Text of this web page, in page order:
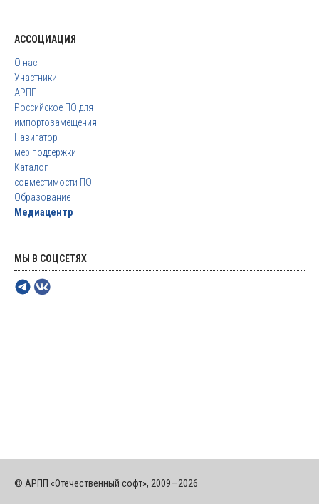
АССОЦИАЦИЯ
О нас
Участники
АРПП
Российское ПО для
импортозамещения
Навигатор
мер поддержки
Каталог
совместимости ПО
Образование
Медиацентр
МЫ В СОЦСЕТЯХ
© АРПП «Отечественный софт», 2009—2026